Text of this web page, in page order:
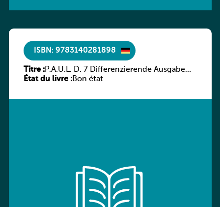
ISBN: 9783140281898
Titre :P.A.U.L. D. 7 Differenzierende Ausgabe
Luxemburg – Arbeitsheft
État du livre :Bon état